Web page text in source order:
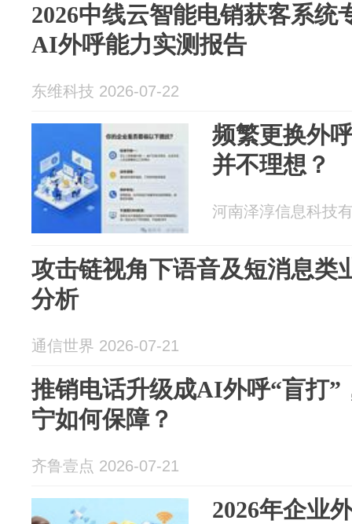
2026中线云智能电销获客系统
AI外呼能力实测报告
东维科技 2026-07-22
频繁更换外
并不理想？
河南泽淳信息科技
攻击链视角下语音及短消息类
分析
通信世界 2026-07-21
推销电话升级成AI外呼“盲打”
宁如何保障？
齐鲁壹点 2026-07-21
2026年企业